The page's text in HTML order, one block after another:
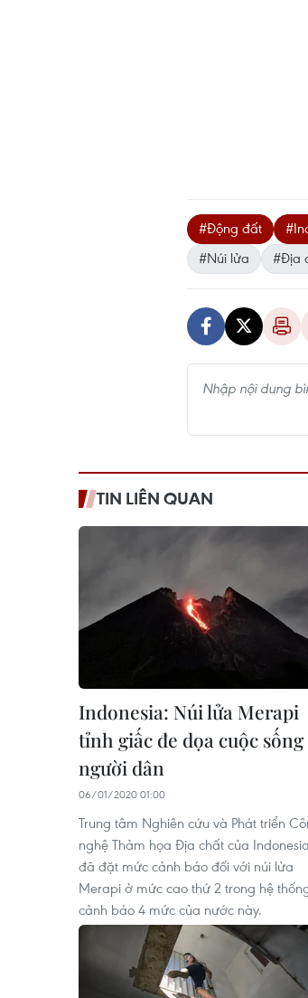
#Động đất
#Núi lửa
#Địa
TIN LIÊN QUAN
Indonesia: Núi lửa Merapi
tỉnh giấc đe dọa cuộc sống
người dân
06/01/2020 01:00
Trung tâm Nghiên cứu và Phát triển
nghệ Thảm họa Địa chất của Indonesia
đã đặt mức cảnh báo đối với núi lửa
Merapi ở mức cao thứ 2 trong hệ
cảnh báo 4 mức của nước này.